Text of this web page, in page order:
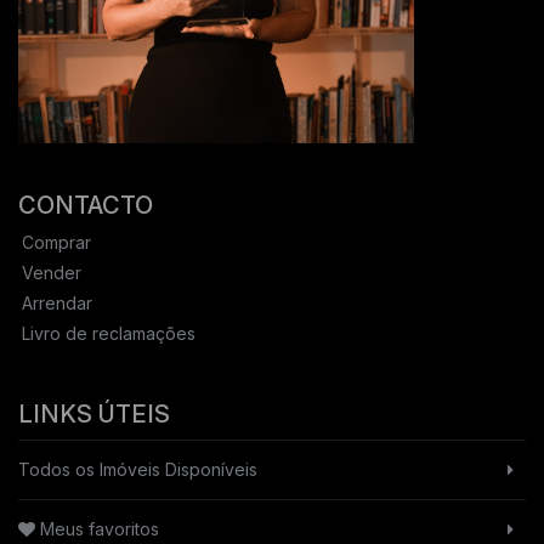
CONTACTO
Comprar
Vender
Arrendar
Livro de reclamações
LINKS ÚTEIS
Todos os Imóveis Disponíveis
Meus favoritos